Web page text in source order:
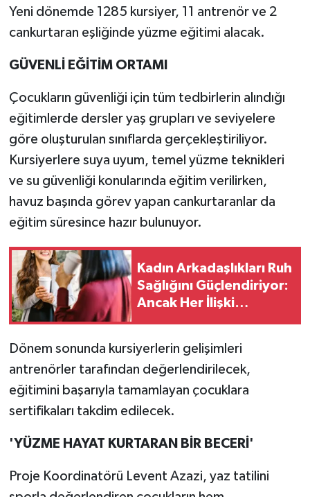
Yeni dönemde 1285 kursiyer, 11 antrenör ve 2
cankurtaran eşliğinde yüzme eğitimi alacak.
GÜVENLİ EĞİTİM ORTAMI
Çocukların güvenliği için tüm tedbirlerin alındığı
eğitimlerde dersler yaş grupları ve seviyelere
göre oluşturulan sınıflarda gerçekleştiriliyor.
Kursiyerlere suya uyum, temel yüzme teknikleri
ve su güvenliği konularında eğitim verilirken,
havuz başında görev yapan cankurtaranlar da
eğitim süresince hazır bulunuyor.
Kadın Arkadaşlıkları Ruh
Sağlığını Güçlendiriyor:
Ancak Her İlişki
Dönem sonunda kursiyerlerin gelişimleri
antrenörler tarafından değerlendirilecek,
eğitimini başarıyla tamamlayan çocuklara
sertifikaları takdim edilecek.
'YÜZME HAYAT KURTARAN BİR BECERİ'
Proje Koordinatörü Levent Azazi, yaz tatilini